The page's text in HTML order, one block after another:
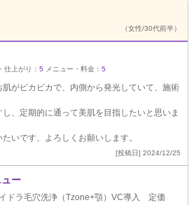
（女性/30代前半）
仕上がり： 5 メニュー・料金： 5
がピカピカで、内側から発光していて、施術
、定期的に通って美肌を目指したいと思いま
いです、よろしくお願いします。
[投稿日] 2024/12/25
ー
ドラ毛穴洗浄（Tzone+顎）VC導入 定価